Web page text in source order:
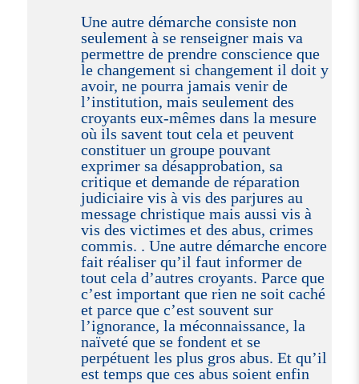
Une autre démarche consiste non
seulement à se renseigner mais va
permettre de prendre conscience que
le changement si changement il doit y
avoir, ne pourra jamais venir de
l’institution, mais seulement des
croyants eux-mêmes dans la mesure
où ils savent tout cela et peuvent
constituer un groupe pouvant
exprimer sa désapprobation, sa
critique et demande de réparation
judiciaire vis à vis des parjures au
message christique mais aussi vis à
vis des victimes et des abus, crimes
commis. . Une autre démarche encore
fait réaliser qu’il faut informer de
tout cela d’autres croyants. Parce que
c’est important que rien ne soit caché
et parce que c’est souvent sur
l’ignorance, la méconnaissance, la
naïveté que se fondent et se
perpétuent les plus gros abus. Et qu’il
est temps que ces abus soient enfin